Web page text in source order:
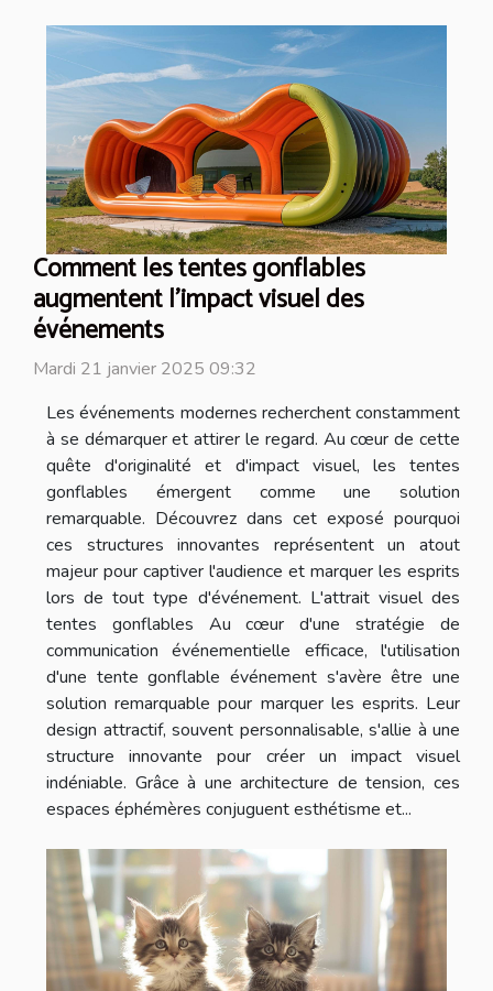
Comment les tentes gonflables
augmentent l'impact visuel des
événements
Mardi 21 janvier 2025 09:32
Les événements modernes recherchent constamment
à se démarquer et attirer le regard. Au cœur de cette
quête d'originalité et d'impact visuel, les tentes
gonflables émergent comme une solution
remarquable. Découvrez dans cet exposé pourquoi
ces structures innovantes représentent un atout
majeur pour captiver l'audience et marquer les esprits
lors de tout type d'événement. L'attrait visuel des
tentes gonflables Au cœur d'une stratégie de
communication événementielle efficace, l'utilisation
d'une tente gonflable événement s'avère être une
solution remarquable pour marquer les esprits. Leur
design attractif, souvent personnalisable, s'allie à une
structure innovante pour créer un impact visuel
indéniable. Grâce à une architecture de tension, ces
espaces éphémères conjuguent esthétisme et...